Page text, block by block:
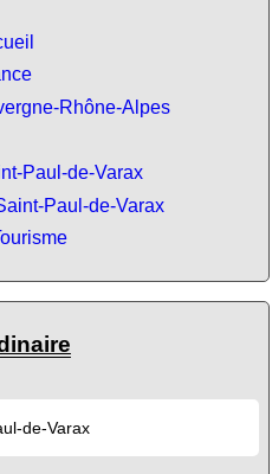
Rhône-Alpes
Paul-de-Varax
Paul-de-Varax